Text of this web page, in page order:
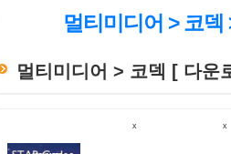
멀티미디어 > 코덱
멀티미디어 > 코덱 [ 다운
x x